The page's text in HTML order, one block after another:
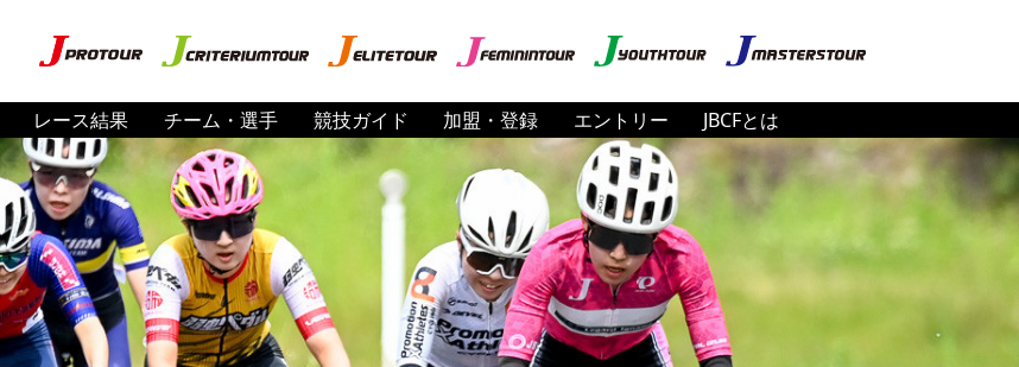
レース結果 チーム・選手 競技ガイド 加盟・登録 エントリー JBCFとは